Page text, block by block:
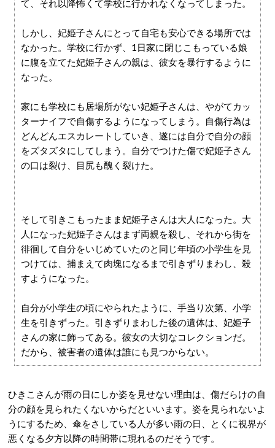
て、それ以降怖くて学校に行かれなくなってしまった。
しかし、妃姫子さんにとって自宅も安心できる場所では
なかった。学校に行かず、1日家に閉じこもっている娘
に腹を立てた妃姫子さんの親は、彼女を暴行するように
なった。
家にも学校にも居場所がない妃姫子さんは、やがてカッ
ターナイフで自傷するようになってしまう。自傷行為は
どんどんエスカレートしていき、遂には自分で自分の顔
をズタズタにしてしまう。自分でつけた傷で妃姫子さん
の口は裂け、目尻も醜く裂けた。
そして引きこもったまま妃姫子さんは大人になった。大
人になった妃姫子さんはまず両親を殺し、それから街を
徘徊して自分をいじめていたのと同じ年頃の小学生を見
つけては、捕まえて肉塊になるまで引きずりまわし、殺
すようになった。
自分が小学生の頃にやられたように、手当り次第、小学
生を引きずった。引きずりまわした後の遺体は、妃姫子
さんの家に飾ってある。彼女の大切なコレクションだ。
だから、被害者の遺体は誰にも見つからない。
ひきこさんが雨の日にしか姿を見せない理由は、傷だらけの自
分の顔を見られたくないからだといいます。姿を見られないよ
うにするため、傘をさしている人が多い雨の日、とくに視界が
悪くなる夕方以降の時間帯に現れるのだそうです。